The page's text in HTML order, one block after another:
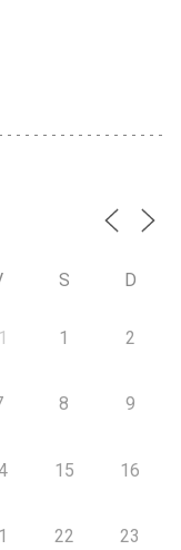
S D
1 2
8 9
15 16
22 23